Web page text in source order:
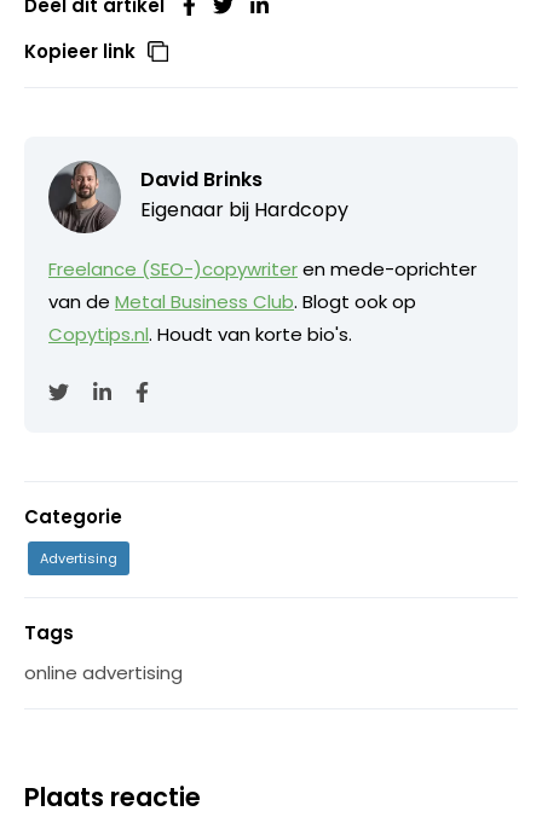
Deel dit artikel
Kopieer link
David Brinks
Eigenaar bij Hardcopy
Freelance (SEO-)copywriteren mede-oprichter
van de Metal Business Club. Blogt ook op
Copytips.nl. Houdt van korte bio's.
Categorie
Advertising
Tags
online advertising
Plaats reactie